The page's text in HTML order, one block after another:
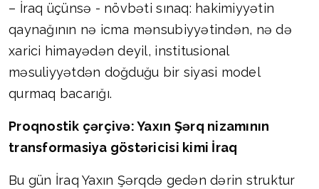
– İraq üçünsə - növbəti sınaq: hakimiyyətin
qaynağının nə icma mənsubiyyətindən, nə də
xarici himayədən deyil, institusional
məsuliyyətdən doğduğu bir siyasi model
qurmaq bacarığı.
Proqnostik çərçivə: Yaxın Şərq nizamının
transformasiya göstəricisi kimi İraq
Bu gün İraq Yaxın Şərqdə gedən dərin struktur